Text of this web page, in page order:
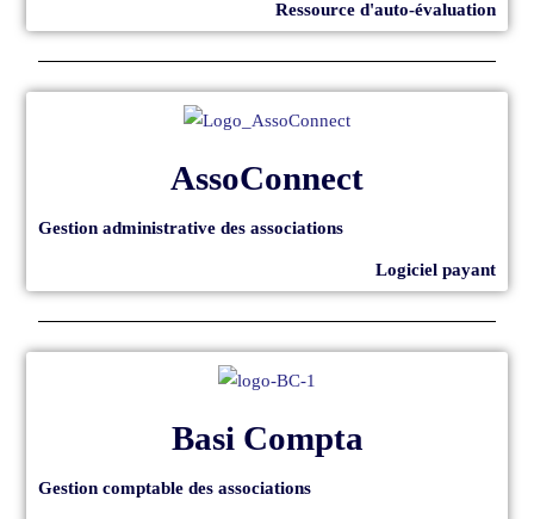
Ressource d'auto-évaluation
AssoConnect
Gestion administrative des associations
Logiciel payant
Basi Compta
Gestion comptable des associations